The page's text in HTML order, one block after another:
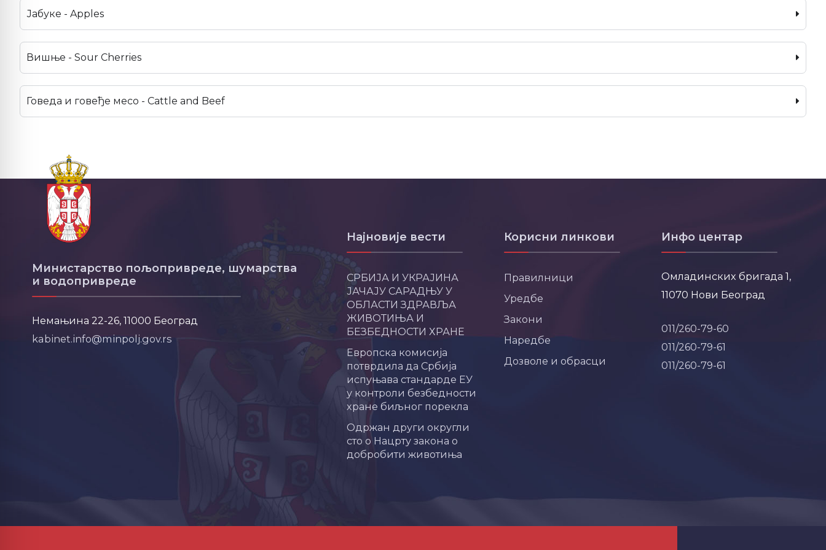
Јабуке - Apples
Вишње - Sour Cherries
Говеда и говеђе месо - Cattle and Beef
Министарство пољопривреде, шумарства
и водопривреде
Немањина 22-26, 11000 Београд
kabinet.info@minpolj.gov.rs
Најновије вести
СРБИЈА И УКРАЈИНА
ЈАЧАЈУ САРАДЊУ У
ОБЛАСТИ ЗДРАВЉА
ЖИВОТИЊА И
БЕЗБЕДНОСТИ ХРАНЕ
Европска комисија
потврдила да Србија
испуњава стандарде ЕУ
у контроли безбедности
хране биљног порекла
Одржан други округли
сто о Нацрту закона о
добробити животиња
Корисни линкови
Правилници
Уредбе
Закони
Наредбе
Дозволе и обрасци
Инфо центар
Омладинских бригада 1,
11070 Нови Београд
011/260-79-60
011/260-79-61
011/260-79-61